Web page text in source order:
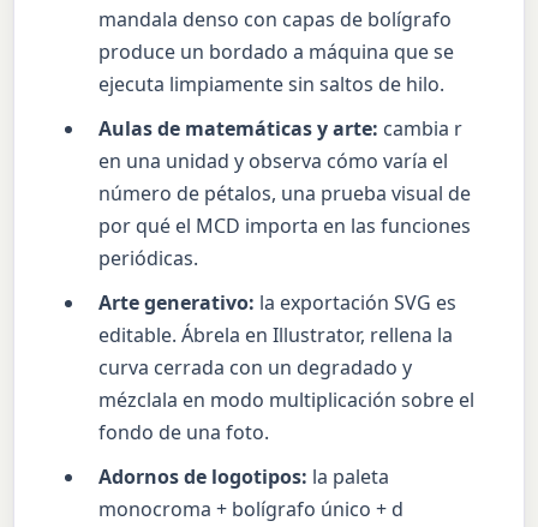
mandala denso con capas de bolígrafo
produce un bordado a máquina que se
ejecuta limpiamente sin saltos de hilo.
Aulas de matemáticas y arte: cambia r
en una unidad y observa cómo varía el
número de pétalos, una prueba visual de
por qué el MCD importa en las funciones
periódicas.
Arte generativo: la exportación SVG es
editable. Ábrela en Illustrator, rellena la
curva cerrada con un degradado y
mézclala en modo multiplicación sobre el
fondo de una foto.
Adornos de logotipos: la paleta
monocroma + bolígrafo único + d